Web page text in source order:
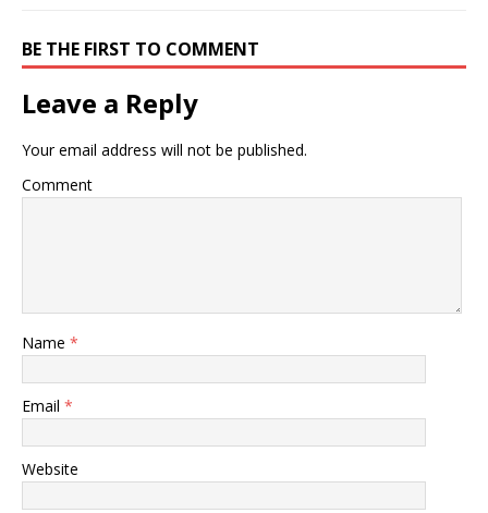
BE THE FIRST TO COMMENT
Leave a Reply
Your email address will not be published.
Comment
Name *
Email *
Website